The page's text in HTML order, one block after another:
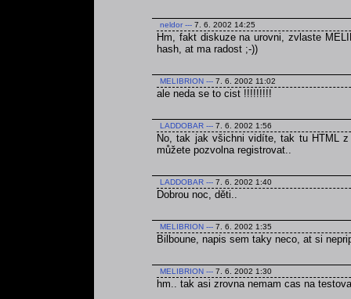
neldor --- 7. 6. 2002 14:25
Hm, fakt diskuze na urovni, zvlaste
hash, at ma radost ;-))
MELIBRION --- 7. 6. 2002 11:02
ale neda se to cist !!!!!!!!!
LADDOBAR --- 7. 6. 2002 1:56
No, tak jak všichni vidíte, tak tu HTML
můžete pozvolna registrovat..
LADDOBAR --- 7. 6. 2002 1:40
Dobrou noc, děti..
MELIBRION --- 7. 6. 2002 1:35
Bilboune, napis sem taky neco, at si
MELIBRION --- 7. 6. 2002 1:30
hm.. tak asi zrovna nemam cas na